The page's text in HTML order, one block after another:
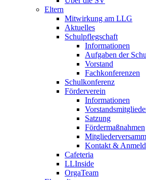
Eltern
Mitwirkung am LLG
Aktuelles
Schulpflegschaft
Informationen
Aufgaben der
Vorstand
Fachkonferenzen
Schulkonferenz
Förderverein
Informationen
Satzung
Fördermaßnahmen
Kontakt &
Cafeteria
LLInside
OrgaTeam